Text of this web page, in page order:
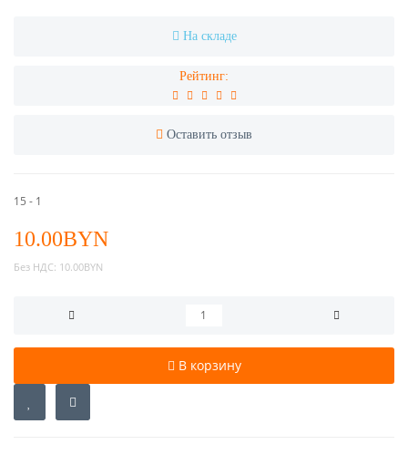
На складе
Рейтинг:
Оставить отзыв
15 - 1
10.00BYN
Без НДС: 10.00BYN
В корзину